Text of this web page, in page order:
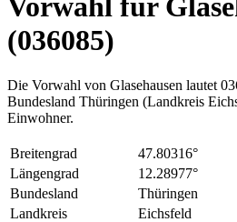
Vorwahl für
(036085)
Die Vorwahl von Glasehausen lautet
Bundesland Thüringen (Landkreis
Einwohner.
Breitengrad
47.80316°
Längengrad
12.28977°
Bundesland
Thüringen
Landkreis
Eichsfeld